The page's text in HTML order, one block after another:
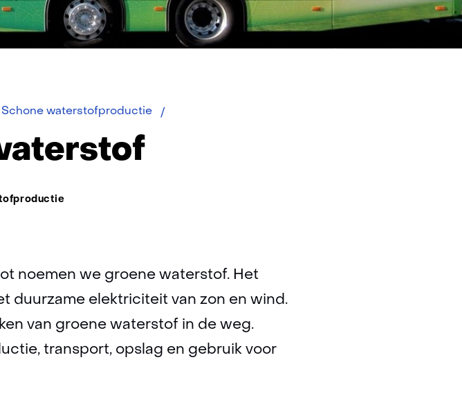
Schone waterstofproductie
noemen we groene waterstof. Het
duurzame elektriciteit van zon en wind.
van groene waterstof in de weg.
transport, opslag en gebruik voor